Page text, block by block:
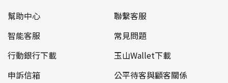
幫助中心
聯繫客服
智能客服
常見問題
行動銀行下載
玉山Wallet下載
申訴信箱
公平待客與顧客關係